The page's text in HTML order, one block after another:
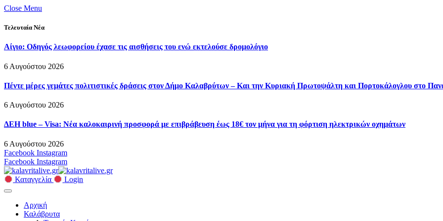
Close Menu
Τελευταία Νέα
Αίγιο: Οδηγός λεωφορείου έχασε τις αισθήσεις του ενώ εκτελούσε δρομολόγιο
6 Αυγούστου 2026
Πέντε μέρες γεμάτες πολιτιστικές δράσεις στον Δήμο Καλαβρύτων – Και την Κυριακή Πρωτοψάλτη και Πορτοκάλογλου στο
6 Αυγούστου 2026
ΔΕΗ blue – Visa: Νέα καλοκαιρινή προσφορά με επιβράβευση έως 18€ τον μήνα για τη φόρτιση ηλεκτρικών οχημάτων
6 Αυγούστου 2026
Facebook Instagram
Facebook Instagram
Καταγγελία Login
Αρχική
Καλάβρυτα